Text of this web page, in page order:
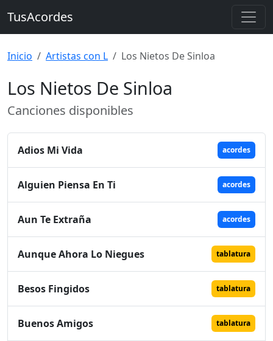
TusAcordes
Inicio Artistas con L Los Nietos De Sinloa
Los Nietos De Sinloa
Canciones disponibles
Adios Mi Vida acordes
Alguien Piensa En Ti acordes
Aun Te Extraña acordes
Aunque Ahora Lo Niegues tablatura
Besos Fingidos tablatura
Buenos Amigos tablatura